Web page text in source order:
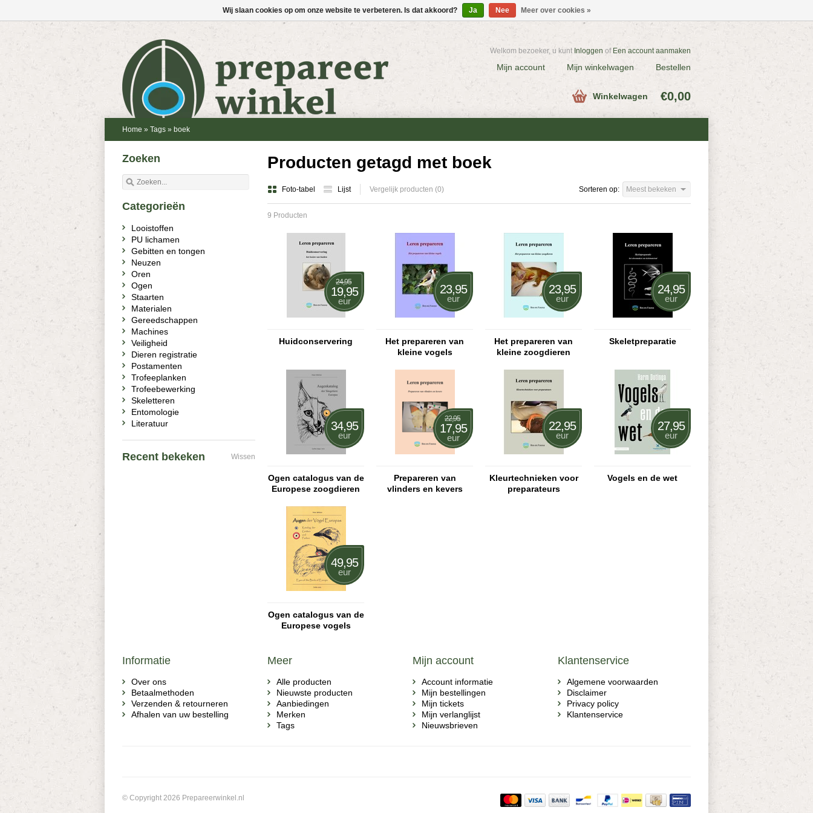
Welkom bezoeker, u kunt Inloggen of Een account aanmaken
Mijn account Mijn winkelwagen Bestellen
Winkelwagen €0,00
Home » Tags » boek
Producten getagd met boek
Foto-tabel Lijst Vergelijk producten (0) Sorteren op: Meest bekeken
9 Producten
24,95
19,95
eur
Huidconservering
23,95
eur
Het prepareren van
kleine vogels
23,95
eur
Het prepareren van
kleine zoogdieren
24,95
eur
Skeletpreparatie
34,95
eur
Ogen catalogus van de
Europese zoogdieren
22,95
17,95
eur
Prepareren van
vlinders en kevers
22,95
eur
Kleurtechnieken voor
preparateurs
27,95
eur
Vogels en de wet
49,95
eur
Ogen catalogus van de
Europese vogels
Zoeken
Categorieën
Looistoffen
PU lichamen
Gebitten en tongen
Neuzen
Oren
Ogen
Staarten
Materialen
Gereedschappen
Machines
Veiligheid
Dieren registratie
Postamenten
Trofeeplanken
Trofeebewerking
Skeletteren
Entomologie
Literatuur
Recent bekeken Wissen
Informatie
Over ons
Betaalmethoden
Verzenden & retourneren
Afhalen van uw bestelling
Meer
Alle producten
Nieuwste producten
Aanbiedingen
Merken
Tags
Mijn account
Account informatie
Mijn bestellingen
Mijn tickets
Mijn verlanglijst
Nieuwsbrieven
Klantenservice
Algemene voorwaarden
Disclaimer
Privacy policy
Klantenservice
© Copyright 2026 Prepareerwinkel.nl
Wij slaan cookies op om onze website te verbeteren. Is dat akkoord? Ja Nee Meer over cookies »